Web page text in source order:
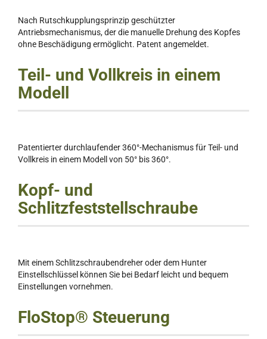
Nach Rutschkupplungsprinzip geschützter
Antriebsmechanismus, der die manuelle Drehung des Kopfes
ohne Beschädigung ermöglicht. Patent angemeldet.
Teil- und Vollkreis in einem
Modell
Patentierter durchlaufender 360°-Mechanismus für Teil- und
Vollkreis in einem Modell von 50° bis 360°.
Kopf- und
Schlitzfeststellschraube
Mit einem Schlitzschraubendreher oder dem Hunter
Einstellschlüssel können Sie bei Bedarf leicht und bequem
Einstellungen vornehmen.
FloStop® Steuerung